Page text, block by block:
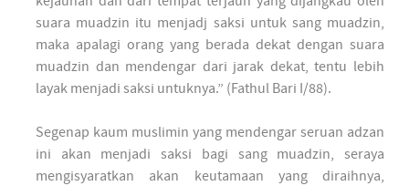
suara muadzin itu menjadj saksi untuk sang muadzin,
maka apalagi orang yang berada dekat dengan suara
muadzin dan mendengar dari jarak dekat, tentu lebih
layak menjadi saksi untuknya.” (Fathul Bari I/88).
Segenap kaum muslimin yang mendengar seruan adzan
ini akan menjadi saksi bagi sang muadzin, seraya
mengisyaratkan akan keutamaan yang diraihnya,